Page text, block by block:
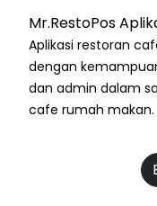
Mr.RestoPos
Aplikasi restoran
dengan
dan admin dalam
cafe rumah makan.